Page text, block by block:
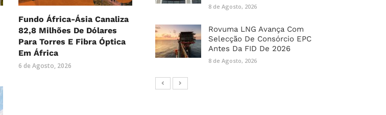
Fundo África-Ásia Canaliza
82,8 Milhões De Dólares
Para Torres E Fibra Óptica
Em África
6 de Agosto, 2026
8 de Agosto, 2026
Rovuma LNG Avança Com
Selecção De Consórcio EPC
Antes Da FID De 2026
8 de Agosto, 2026